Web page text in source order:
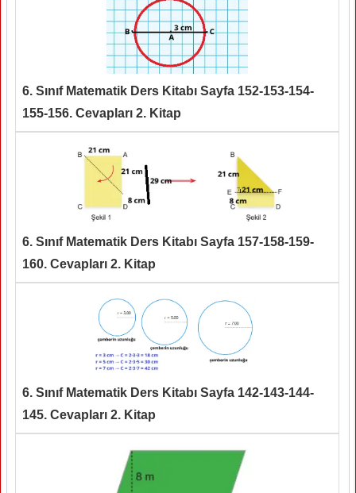
6. Sınıf Matematik Ders Kitabı Sayfa 152-153-154-
155-156. Cevapları 2. Kitap
6. Sınıf Matematik Ders Kitabı Sayfa 157-158-159-
160. Cevapları 2. Kitap
6. Sınıf Matematik Ders Kitabı Sayfa 142-143-144-
145. Cevapları 2. Kitap